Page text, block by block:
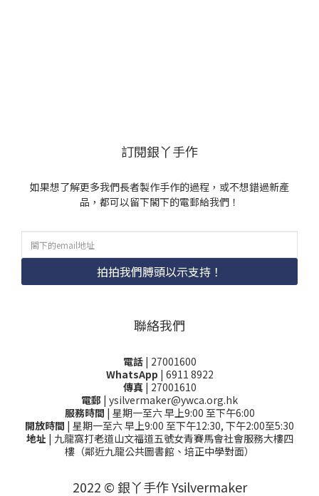
訂閱銀丫手作
如果想了解更多我們長者製作手作的過程，或不想錯過新產
品，都可以留下閣下的電郵給我們！
拍拍我們膊頭以示支持！
聯絡我們
電話 | 27001600
WhatsApp | 6911 8922
傳真| 27001610
電郵 | ysilvermaker@ywca.org.hk
服務時間 | 星期一至六 早上9:00 至下午6:00
開放時間 | 星期一至六 早上9:00 至下午12:30, 下午2:00至5:30
地址 | 九龍窩打老道山文福道五號女青賽馬會社會服務大樓四
樓（鄰近九龍公共圖書館、培正中學對面）
2022 © 銀丫手作 Ysilvermaker